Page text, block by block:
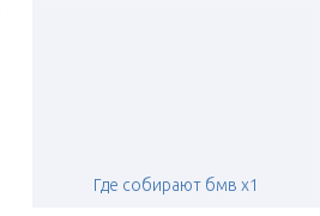
Где собирают бмв х1